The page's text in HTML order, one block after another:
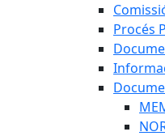
Procés